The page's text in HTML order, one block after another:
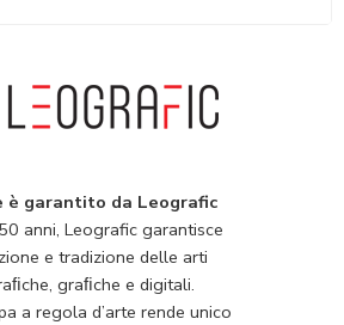
è garantito da Leografic
anni, Leografic garantisce
e tradizione delle arti
graﬁche e digitali.
a regola d’arte rende unico